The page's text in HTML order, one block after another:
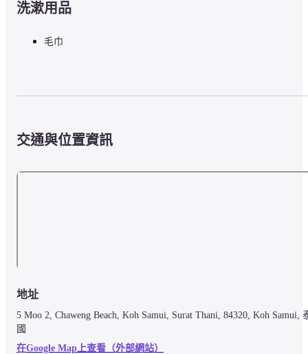
洗漱用品
毛巾
交通與位置資訊
地址
5 Moo 2, Chaweng Beach, Koh Samui, Surat Thani, 84320, Koh Samui,
國
在Google Map上查看（外部網站）